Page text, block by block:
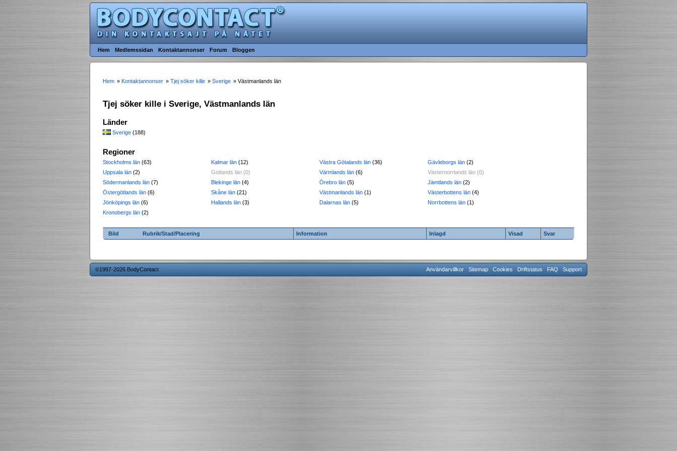
Hem Medlemssidan Kontaktannonser Forum Bloggen
Hem » Kontaktannonser » Tjej söker kille » Sverige » Västmanlands län
Tjej söker kille i Sverige, Västmanlands län
Länder
Sverige (188)
Regioner
Stockholms län (63)
Uppsala län (2)
Södermanlands län (7)
Östergötlands län (6)
Jönköpings län (6)
Kronobergs län (2)
Kalmar län (12)
Gotlands län (0)
Blekinge län (4)
Skåne län (21)
Hallands län (3)
Västra Götalands län (36)
Värmlands län (6)
Örebro län (5)
Västmanlands län (1)
Dalarnas län (5)
Gävleborgs län (2)
Västernorrlands län (0)
Jämtlands län (2)
Västerbottens län (4)
Norrbottens län (1)
Bild Rubrik/Stad/Placering Information Inlagd Visad Svar
©1997-2026 BodyContact Användarvillkor Sitemap Cookies Driftstatus FAQ Support